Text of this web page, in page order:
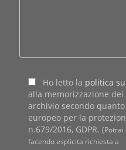
Ho letto la politica
alla memorizzazione
archivio secondo
europeo per la
n.679/2016, GDPR. (Potrai
facendo esplicita richiesta a